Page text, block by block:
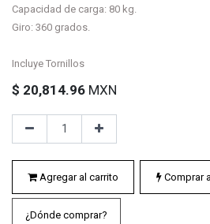
Capacidad de carga: 80 kg.
Giro: 360 grados.
Incluye Tornillos
$ 20,814.96 MXN
Agregar al carrito Comprar
¿Dónde comprar?